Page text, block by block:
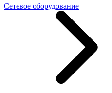
Сетевое оборудование